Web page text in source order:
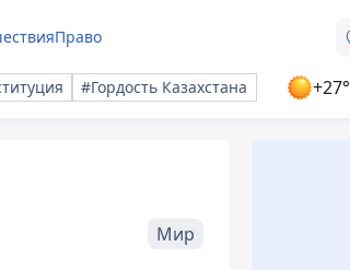
Право
#Гордость Казахстана +27°
Мир